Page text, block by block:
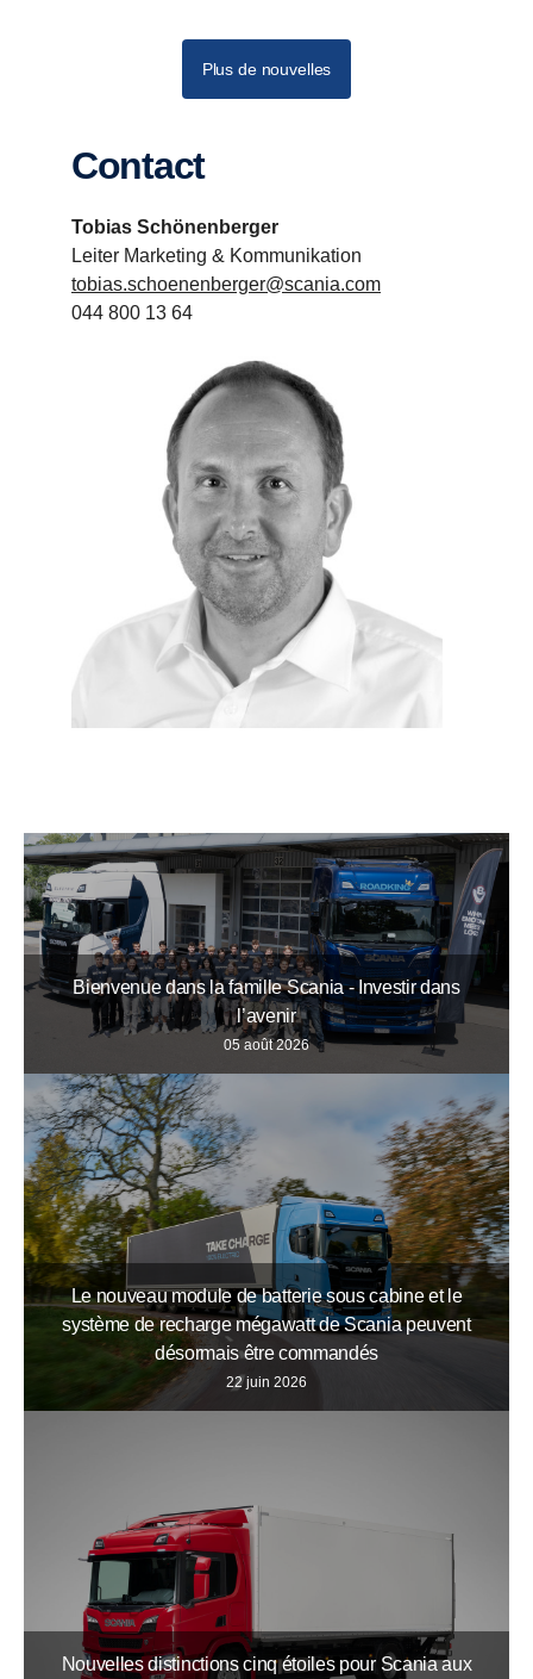
Plus de nouvelles
Contact
Tobias Schönenberger
Leiter Marketing & Kommunikation
tobias.schoenenberger@scania.com
044 800 13 64
Bienvenue dans la famille Scania - Investir dans
l’avenir
05 août 2026
Le nouveau module de batterie sous cabine et le
système de recharge mégawatt de Scania peuvent
désormais être commandés
22 juin 2026
Nouvelles distinctions cinq étoiles pour Scania aux